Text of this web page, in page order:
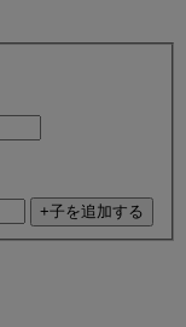
+子を追加する